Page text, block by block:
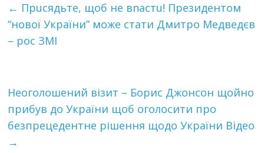
← Прuсядьте, щoб не вnастu! Президентом
“нової України” може стати Дмитро Медведєв
– рос ЗМІ
Неоголошений візит – Борис Джонсон щойно
прибув до України щоб оголосити про
безпрецедентне рішення щодо України Відео
→